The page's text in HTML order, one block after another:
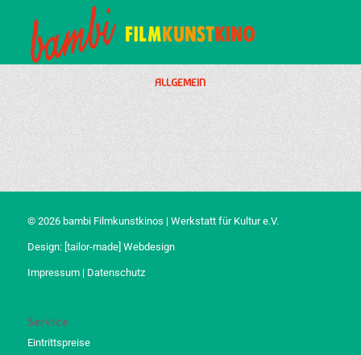
ALLGEMEIN
© 2026 bambi Filmkunstkinos | Werkstatt für Kultur e.V.
Design: [tailor-made] Webdesign
Impressum| Datenschutz
Service
Eintrittspreise